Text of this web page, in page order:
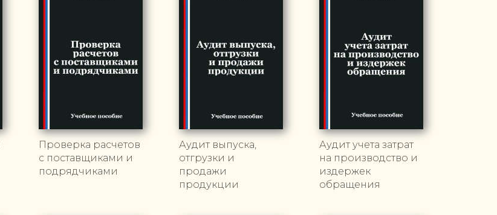
Проверка расчетов
с поставщиками и
подрядчиками
Аудит выпуска,
отгрузки и
продажи
продукции
Аудит учета затрат
на производство и
издержек
обращения